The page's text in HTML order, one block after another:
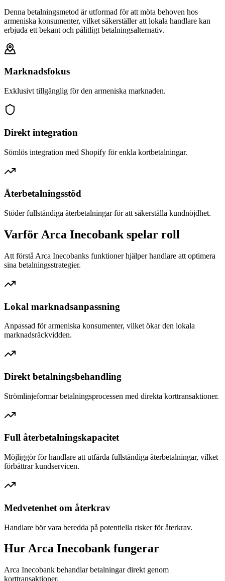
Denna betalningsmetod är utformad för att möta behoven hos
armeniska konsumenter, vilket säkerställer att lokala handlare kan
erbjuda ett bekant och pålitligt betalningsalternativ.
Marknadsfokus
Exklusivt tillgänglig för den armeniska marknaden.
Direkt integration
Sömlös integration med Shopify för enkla kortbetalningar.
Återbetalningsstöd
Stöder fullständiga återbetalningar för att säkerställa kundnöjdhet.
Varför Arca Inecobank spelar roll
Att förstå Arca Inecobanks funktioner hjälper handlare att optimera
sina betalningsstrategier.
Lokal marknadsanpassning
Anpassad för armeniska konsumenter, vilket ökar den lokala
marknadsräckvidden.
Direkt betalningsbehandling
Strömlinjeformar betalningsprocessen med direkta korttransaktioner.
Full återbetalningskapacitet
Möjliggör för handlare att utfärda fullständiga återbetalningar, vilket
förbättrar kundservicen.
Medvetenhet om återkrav
Handlare bör vara beredda på potentiella risker för återkrav.
Hur Arca Inecobank fungerar
Arca Inecobank behandlar betalningar direkt genom
korttransaktioner.